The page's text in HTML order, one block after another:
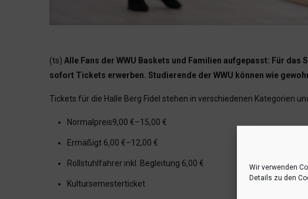
Wir verwenden
Details zu den
(ts) Alle Fans der WWU Baskets und Familien aufgepasst: Für
sofort Tickets erwerben. Studierende der WWU können wie
Tickets für die Halle Berg Fidel stehen in verschiedenen Kategorien
Normalpreis9,00 €–15,00 €
Ermäßigt 6,00 €–12,00 €
Rollstuhlfahrer inkl. Begleitung 6,00 €
Kultursemesterticket